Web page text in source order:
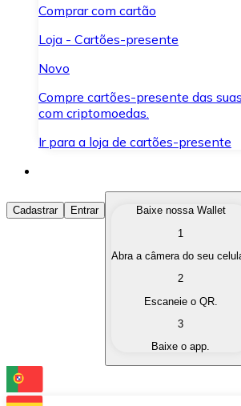
Comprar com cartão
Loja - Cartões-presente
Novo
Compre cartões-presente das
com criptomoedas.
Ir para a loja de cartões-presente
Comprar Criptomoedas
Compre as criptomoedas de seu
Converta suas criptomoedas em
Troque uma criptomoeda por
Cadastrar Entrar
Baixe nossa Wallet
1
Abra a câmera do seu
2
Escaneie o QR.
3
Baixe o app.